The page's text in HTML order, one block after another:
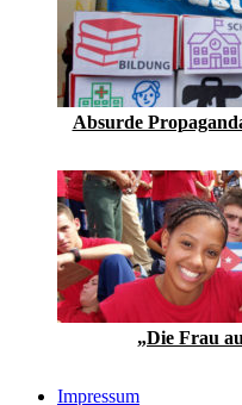
Absurde
„Die Frau
Impressum